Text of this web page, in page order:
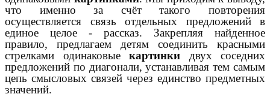
что именно за счёт такого повторения
осуществляется связь отдельных предложений в
единое целое - рассказ. Закрепляя найденное
правило, предлагаем детям соединить красными
стрелками одинаковые картинки двух соседних
предложений по диагонали, устанавливая тем самым
цепь смысловых связей через единство предметных
значений.